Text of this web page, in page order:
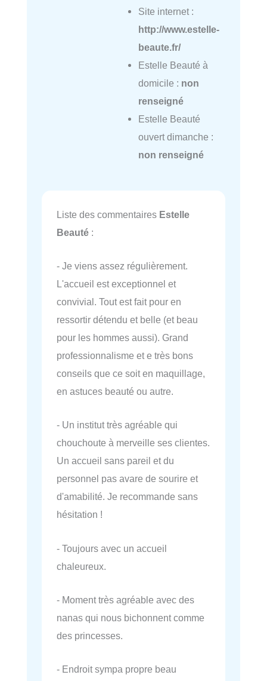
Site internet :
http://www.estelle-
beaute.fr/
Estelle Beauté à
domicile : non
renseigné
Estelle Beauté
ouvert dimanche :
non renseigné
Liste des commentaires Estelle
Beauté :
- Je viens assez régulièrement.
L'accueil est exceptionnel et
convivial. Tout est fait pour en
ressortir détendu et belle (et beau
pour les hommes aussi). Grand
professionnalisme et e très bons
conseils que ce soit en maquillage,
en astuces beauté ou autre.
- Un institut très agréable qui
chouchoute à merveille ses clientes.
Un accueil sans pareil et du
personnel pas avare de sourire et
d'amabilité. Je recommande sans
hésitation !
- Toujours avec un accueil
chaleureux.
- Moment très agréable avec des
nanas qui nous bichonnent comme
des princesses.
- Endroit sympa propre beau